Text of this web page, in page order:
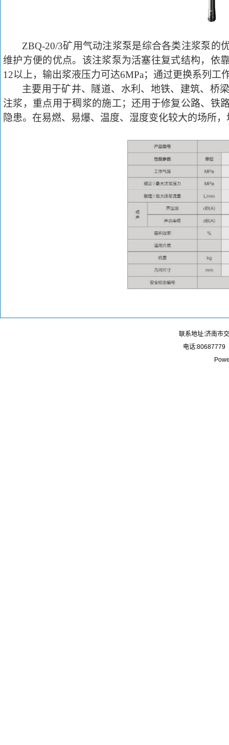
ZBQ-20/3矿用气动注浆泵是综合各类注浆泵的
维护方便的优点。该注浆泵为活塞往复式结构，依
12以上，输出浆液压力可达6MPa；通过更换系列
主要用于矿井、隧道、水利、地铁、建筑、桥
注浆，重点用于稠浆的施工；还用于修复公路、铁
隐患。在易燃、易爆、温度、湿度变化较大的场所
联系地址:济南市
电话:80687779